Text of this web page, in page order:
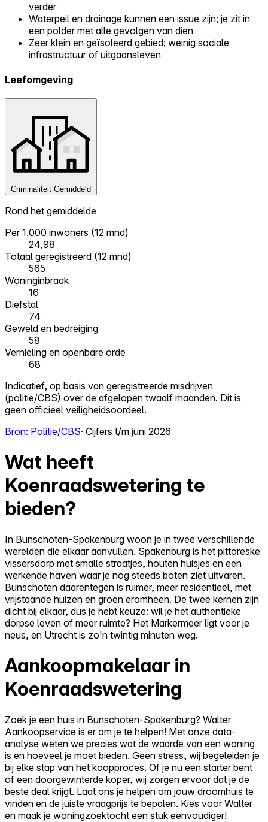
verder
Waterpeil en drainage kunnen een issue zijn; je zit in
een polder met alle gevolgen van dien
Zeer klein en geïsoleerd gebied; weinig sociale
infrastructuur of uitgaansleven
Leefomgeving
Criminaliteit Gemiddeld
Rond het gemiddelde
Per 1.000 inwoners (12 mnd)
24,98
Totaal geregistreerd (12 mnd)
565
Woninginbraak
16
Diefstal
74
Geweld en bedreiging
58
Vernieling en openbare orde
68
Indicatief, op basis van geregistreerde misdrijven
(politie/CBS) over de afgelopen twaalf maanden. Dit is
geen officieel veiligheidsoordeel.
Bron: Politie/CBS· Cijfers t/m juni 2026
Wat heeft
Koenraadswetering te
bieden?
In Bunschoten-Spakenburg woon je in twee verschillende
werelden die elkaar aanvullen. Spakenburg is het pittoreske
vissersdorp met smalle straatjes, houten huisjes en een
werkende haven waar je nog steeds boten ziet uitvaren.
Bunschoten daarentegen is ruimer, meer residentieel, met
vrijstaande huizen en groen eromheen. De twee kernen zijn
dicht bij elkaar, dus je hebt keuze: wil je het authentieke
dorpse leven of meer ruimte? Het Markermeer ligt voor je
neus, en Utrecht is zo'n twintig minuten weg.
Aankoopmakelaar in
Koenraadswetering
Zoek je een huis in Bunschoten-Spakenburg? Walter
Aankoopservice is er om je te helpen! Met onze data-
analyse weten we precies wat de waarde van een woning
is en hoeveel je moet bieden. Geen stress, wij begeleiden je
bij elke stap van het koopproces. Of je nu een starter bent
of een doorgewinterde koper, wij zorgen ervoor dat je de
beste deal krijgt. Laat ons je helpen om jouw droomhuis te
vinden en de juiste vraagprijs te bepalen. Kies voor Walter
en maak je woningzoektocht een stuk eenvoudiger!